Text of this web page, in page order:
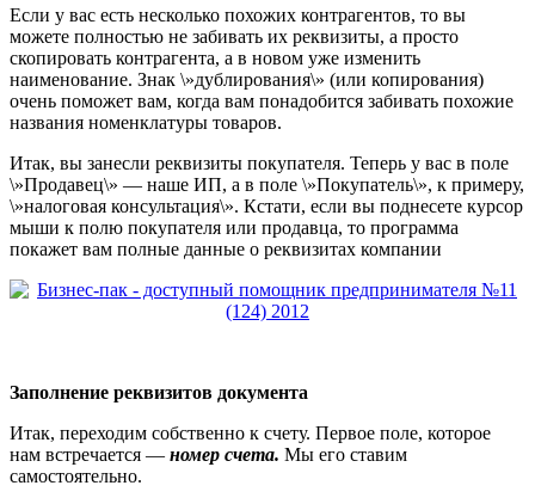
Если у вас есть несколько похожих контрагентов, то вы
можете полностью не забивать их реквизиты, а просто
скопировать контрагента, а в новом уже изменить
наименование. Знак \»дублирования\» (или копирования)
очень поможет вам, когда вам понадобится забивать похожие
названия номенклатуры товаров.
Итак, вы занесли реквизиты покупателя. Теперь у вас в поле
\»Продавец\» — наше ИП, а в поле \»Покупатель\», к примеру,
\»налоговая консультация\». Кстати, если вы поднесете курсор
мыши к полю покупателя или продавца, то программа
покажет вам полные данные о реквизитах компании
Заполнение реквизитов документа
Итак, переходим собственно к счету. Первое поле, которое
нам встречается — номер счета. Мы его ставим
самостоятельно.